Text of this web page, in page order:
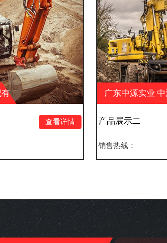
广东中源实业 中源房地产经纪有
限公司 中源户外广告
产品展示二